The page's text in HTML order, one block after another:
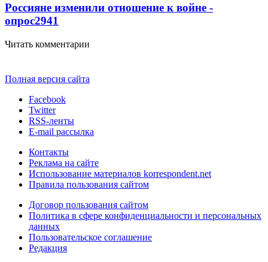
Россияне изменили отношение к войне -
опрос2941
Читать комментарии
Полная версия сайта
Facebook
Twitter
RSS-ленты
E-mail рассылка
Контакты
Реклама на сайте
Использование материалов korrespondent.net
Правила пользования сайтом
Договор пользования сайтом
Политика в сфере конфиденциальности и персональных
данных
Пользовательское соглашение
Редакция